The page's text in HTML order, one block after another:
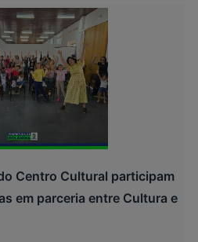
Centro Cultural participam
em parceria entre Cultura e